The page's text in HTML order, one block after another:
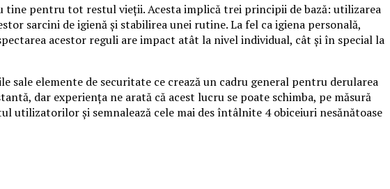
tine pentru tot restul vieții. Acesta implică trei principii de bază: utilizarea
sarcini de igienă și stabilirea unei rutine. La fel ca igiena personală,
acestor reguli are impact atât la nivel individual, cât și în special la
sale elemente de securitate ce crează un cadru general pentru derularea
dar experiența ne arată că acest lucru se poate schimba, pe măsură
utilizatorilor și semnalează cele mai des întâlnite 4 obiceiuri nesănătoase